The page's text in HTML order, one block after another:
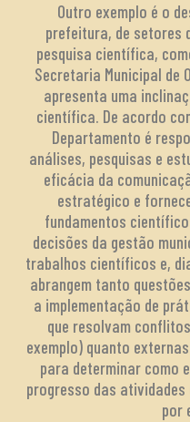
Outro exemplo é o
prefeitura, de setores
pesquisa científica,
Secretaria Municipal de
apresenta uma
científica. De acordo
Departamento é
análises, pesquisas e
eficácia da
estratégico e
fundamentos
decisões da gestão
trabalhos científicos e,
abrangem tanto
a implementação de
que resolvam
exemplo) quanto
para determinar como
progresso das
por